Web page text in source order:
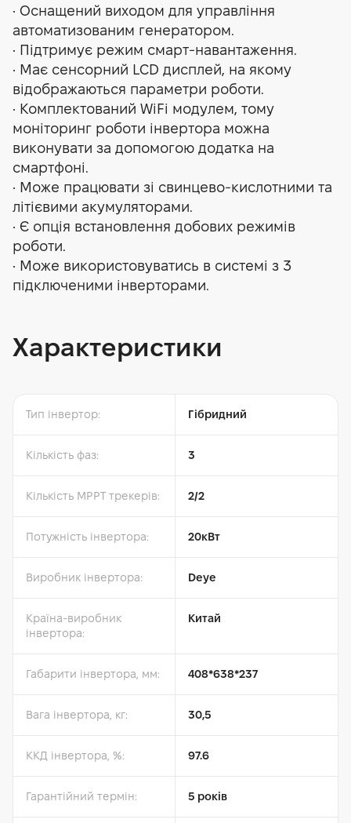
• Оснащений виходом для управління
автоматизованим генератором.
• Підтримує режим смарт-навантаження.
• Має сенсорний LCD дисплей, на якому
відображаються параметри роботи.
• Комплектований WiFi модулем, тому
моніторинг роботи інвертора можна
виконувати за допомогою додатка на
смартфоні.
• Може працювати зі свинцево-кислотними та
літієвими акумуляторами.
• Є опція встановлення добових режимів
роботи.
• Може використовуватись в системі з 3
підключеними інверторами.
Характеристики
Тип інвертор: Гібридний
Кількість фаз: 3
Кількість MPPT трекерів: 2/2
Потужність інвертора: 20кВт
Виробник інвертора: Deye
Країна-виробник
інвертора:
Китай
Габарити інвертора, мм: 408*638*237
Вага інвертора, кг: 30,5
ККД інвертора, %: 97.6
Гарантійний термін: 5 років